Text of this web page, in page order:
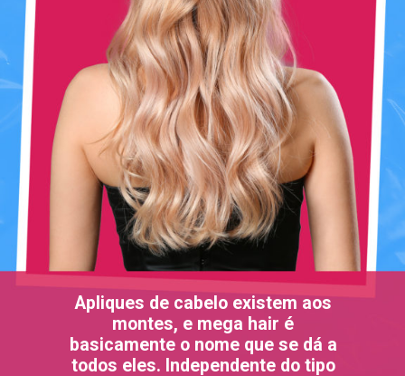
Apliques de cabelo existem aos
montes, e mega hair é
basicamente o nome que se dá a
todos eles. Independente do tipo